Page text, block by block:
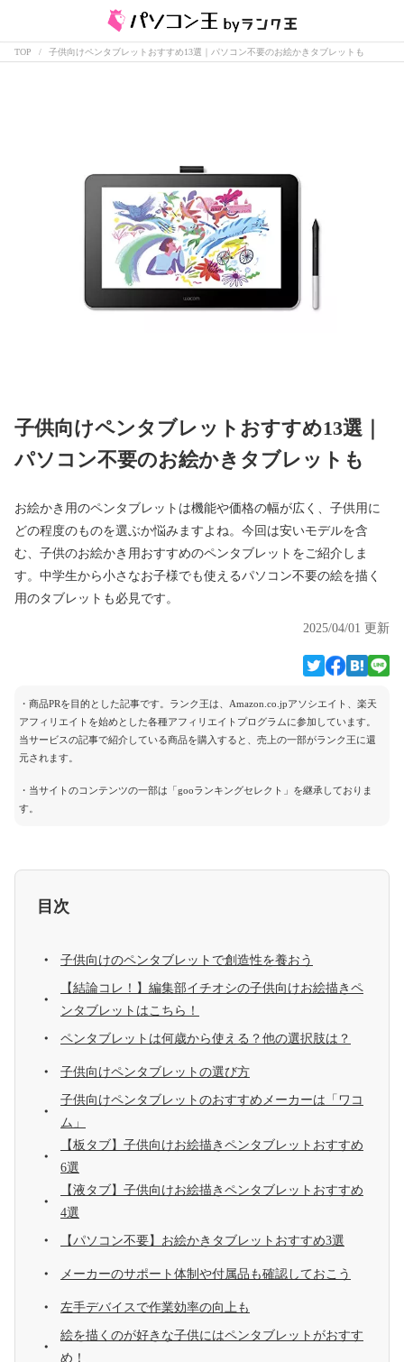
TOP 子供向けペンタブレットおすすめ13選｜パソコン不要のお絵かきタブレットも
子供向けペンタブレットおすすめ13選｜
パソコン不要のお絵かきタブレットも
お絵かき用のペンタブレットは機能や価格の幅が広く、子供用に
どの程度のものを選ぶか悩みますよね。今回は安いモデルを含
む、子供のお絵かき用おすすめのペンタブレットをご紹介しま
す。中学生から小さなお子様でも使えるパソコン不要の絵を描く
用のタブレットも必見です。
2025/04/01 更新
・商品PRを目的とした記事です。ランク王は、Amazon.co.jpアソシエイト、楽天
アフィリエイトを始めとした各種アフィリエイトプログラムに参加しています。
当サービスの記事で紹介している商品を購入すると、売上の一部がランク王に還
元されます。
・当サイトのコンテンツの一部は「gooランキングセレクト」を継承しておりま
す。
目次
子供向けのペンタブレットで創造性を養おう
【結論コレ！】編集部イチオシの子供向けお絵描きペ
ンタブレットはこちら！
ペンタブレットは何歳から使える？他の選択肢は？
子供向けペンタブレットの選び方
子供向けペンタブレットのおすすめメーカーは「ワコ
ム」
【板タブ】子供向けお絵描きペンタブレットおすすめ
6選
【液タブ】子供向けお絵描きペンタブレットおすすめ
4選
【パソコン不要】お絵かきタブレットおすすめ3選
メーカーのサポート体制や付属品も確認しておこう
左手デバイスで作業効率の向上も
絵を描くのが好きな子供にはペンタブレットがおすす
め！